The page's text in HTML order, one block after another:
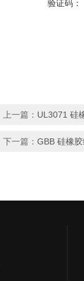
验证码：
上一篇： UL3071 硅
下一篇： GBB 硅橡